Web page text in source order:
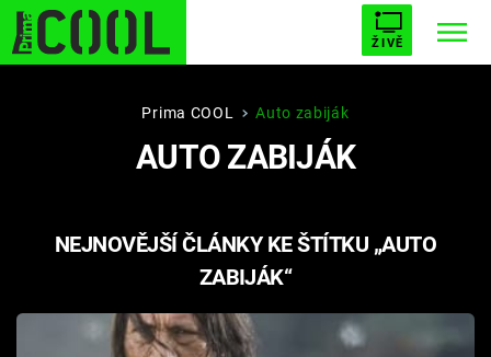
ŽIVĚ
STARHOUSE BUFFY, PŘEMOŽITELKA UPÍRŮ
PLNEJ KOTEL AVENGERS 5
Prima COOL Auto zabiják
AUTO ZABIJÁK
NEJNOVĚJŠÍ ČLÁNKY KE ŠTÍTKU „AUTO
ZABIJÁK“